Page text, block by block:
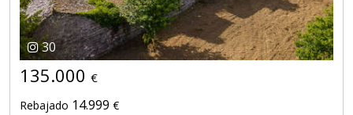
30
135.000 €
Rebajado 14.999 €